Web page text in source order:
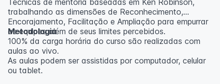
trabalhando as dimensões de Reconhecimento,
Encorajamento, Facilitação e Ampliação para empurrar
as equipes além de seus limites percebidos.
Metodologia
100% da carga horária do curso são realizadas com
aulas ao vivo.
As aulas podem ser assistidas por computador, celular
ou tablet.